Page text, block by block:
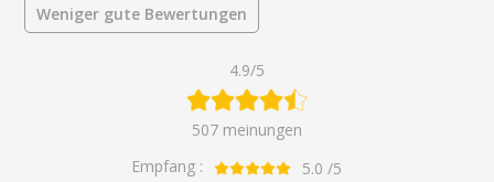
Weniger gute Bewertungen
4.9/5
507 meinungen
Empfang :
5.0 /5